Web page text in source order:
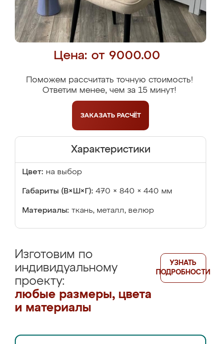
Цена: от 9000.00
Поможем рассчитать точную стоимость!
Ответим менее, чем за 15 минут!
ЗАКАЗАТЬ РАСЧЁТ
Характеристики
Цвет: на выбор
Габариты (В×Ш×Г): 470 × 840 × 440 мм
Материалы: ткань, металл, велюр
Изготовим по
индивидуальному
проекту:
любые размеры, цвета
и материалы
УЗНАТЬ
ПОДРОБНОСТИ